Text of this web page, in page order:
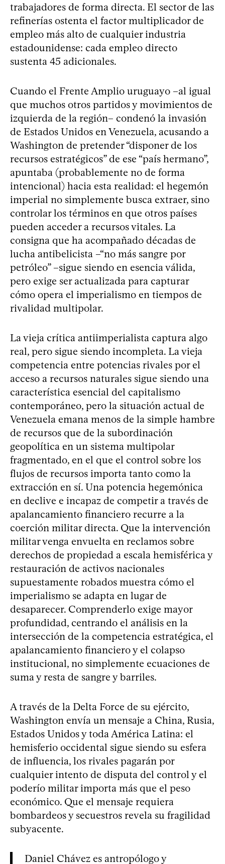
trabajadores de forma directa. El sector de las
refinerías ostenta el factor multiplicador de
empleo más alto de cualquier industria
estadounidense: cada empleo directo
sustenta 45 adicionales.
Cuando el Frente Amplio uruguayo –al igual
que muchos otros partidos y movimientos de
izquierda de la región– condenó la invasión
de Estados Unidos en Venezuela, acusando a
Washington de pretender “disponer de los
recursos estratégicos” de ese “país hermano”,
apuntaba (probablemente no de forma
intencional) hacia esta realidad: el hegemón
imperial no simplemente busca extraer, sino
controlar los términos en que otros países
pueden acceder a recursos vitales. La
consigna que ha acompañado décadas de
lucha antibelicista –“no más sangre por
petróleo” –sigue siendo en esencia válida,
pero exige ser actualizada para capturar
cómo opera el imperialismo en tiempos de
rivalidad multipolar.
La vieja crítica antiimperialista captura algo
real, pero sigue siendo incompleta. La vieja
competencia entre potencias rivales por el
acceso a recursos naturales sigue siendo una
característica esencial del capitalismo
contemporáneo, pero la situación actual de
Venezuela emana menos de la simple hambre
de recursos que de la subordinación
geopolítica en un sistema multipolar
fragmentado, en el que el control sobre los
flujos de recursos importa tanto como la
extracción en sí. Una potencia hegemónica
en declive e incapaz de competir a través de
apalancamiento financiero recurre a la
coerción militar directa. Que la intervención
militar venga envuelta en reclamos sobre
derechos de propiedad a escala hemisférica y
restauración de activos nacionales
supuestamente robados muestra cómo el
imperialismo se adapta en lugar de
desaparecer. Comprenderlo exige mayor
profundidad, centrando el análisis en la
intersección de la competencia estratégica, el
apalancamiento financiero y el colapso
institucional, no simplemente ecuaciones de
suma y resta de sangre y barriles.
A través de la Delta Force de su ejército,
Washington envía un mensaje a China, Rusia,
Estados Unidos y toda América Latina: el
hemisferio occidental sigue siendo su esfera
de influencia, los rivales pagarán por
cualquier intento de disputa del control y el
poderío militar importa más que el peso
económico. Que el mensaje requiera
bombardeos y secuestros revela su fragilidad
subyacente.
Daniel Chávez es antropólogo y